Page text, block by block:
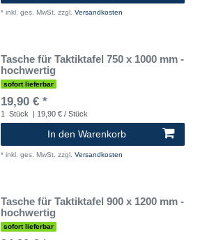
* inkl. ges. MwSt. zzgl. Versandkosten
Tasche für Taktiktafel 750 x 1000 mm -
hochwertig
sofort lieferbar
19,90 € *
1 Stück | 19,90 € / Stück
In den Warenkorb
* inkl. ges. MwSt. zzgl. Versandkosten
Tasche für Taktiktafel 900 x 1200 mm -
hochwertig
sofort lieferbar